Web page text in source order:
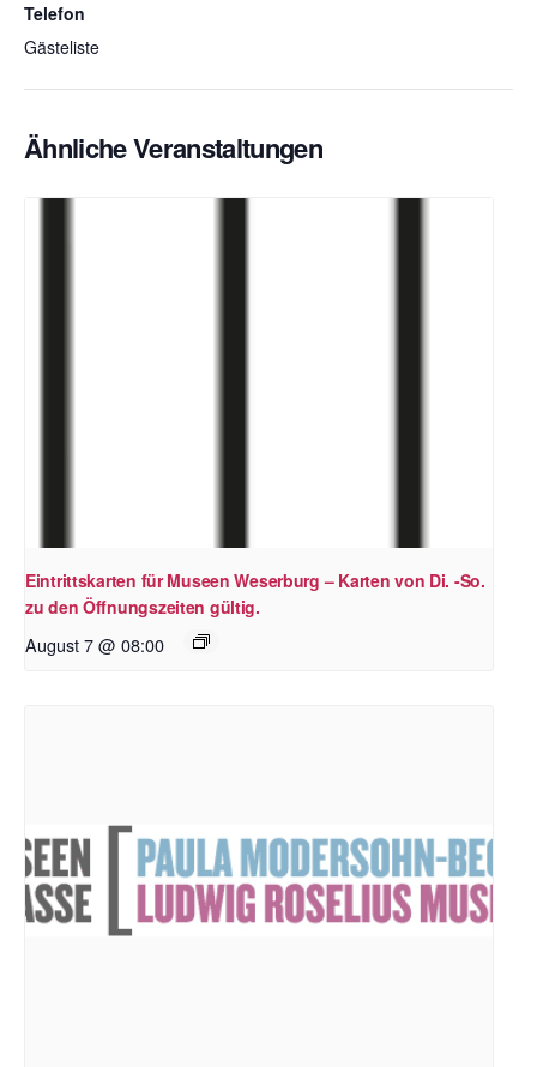
Telefon
Gästeliste
Ähnliche Veranstaltungen
Eintrittskarten für Museen Weserburg – Karten von Di. -So.
zu den Öffnungszeiten gültig.
August 7 @ 08:00